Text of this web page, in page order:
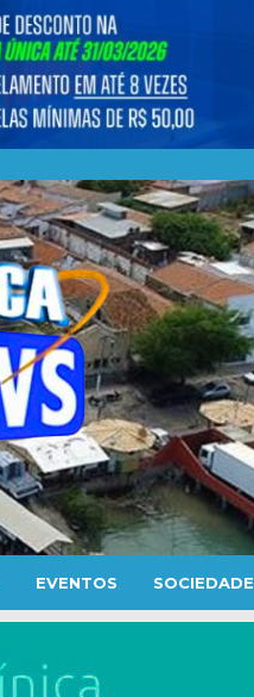
EVENTOS SOCIEDADE